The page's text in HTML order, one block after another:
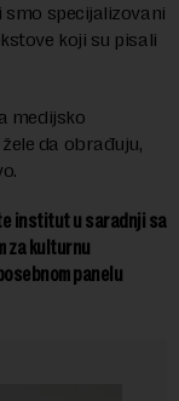
smo specijalizovani
koji su pisali
medijsko
da obrađuju,
institut u saradnji sa
za kulturnu
panelu